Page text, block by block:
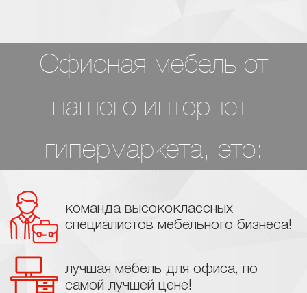
Офисная мебель от
нашего интернет-
гипермаркета, это:
команда высококлассных
специалистов мебельного бизнеса!
лучшая мебель для офиса, по
самой лучшей цене!